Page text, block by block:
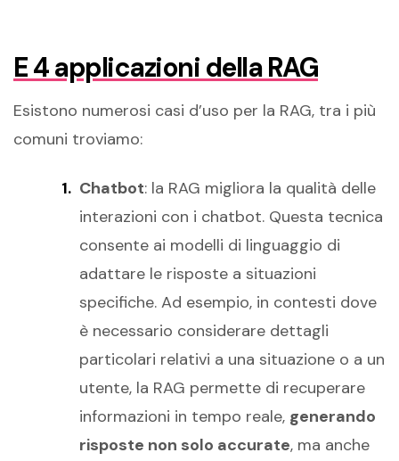
E 4 applicazioni della RAG
Esistono numerosi casi d’uso per la RAG, tra i più
comuni troviamo:
Chatbot: la RAG migliora la qualità delle
interazioni con i chatbot. Questa tecnica
consente ai modelli di linguaggio di
adattare le risposte a situazioni
specifiche. Ad esempio, in contesti dove
è necessario considerare dettagli
particolari relativi a una situazione o a un
utente, la RAG permette di recuperare
informazioni in tempo reale, generando
risposte non solo accurate, ma anche